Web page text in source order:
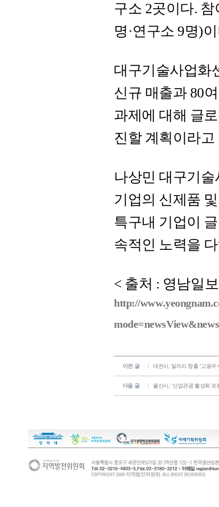
이전 글 대전시, 일자리 창출 ‘고용우
다음 글 울산시, ‘산업관광 활성화 포
구소 2곳이다.
명·연구소 9명)
대구기술사업화
신규 매출과 80
과제에 대해 글
진할 계획이라고
나상민 대구기
기업의 신제품
특구내 기업이
속적인 노력을
< 출처 : 영남일
http://